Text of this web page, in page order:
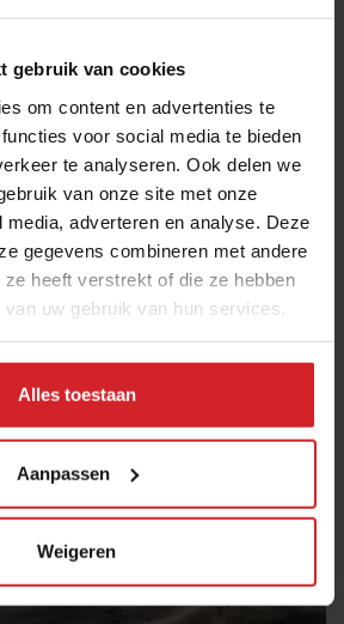
gebruik van cookies
om content en advertenties te
voor social media te bieden
te analyseren. Ook delen we
van onze site met onze
adverteren en analyse. Deze
gegevens combineren met andere
ze heeft verstrekt of die ze hebben
uw gebruik van hun services.
Alles toestaan
Aanpassen
Weigeren
gastvrijheid
12 september 2015 | 2 min